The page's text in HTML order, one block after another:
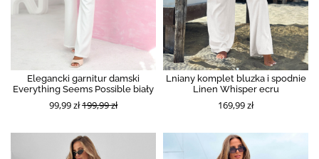
Elegancki garnitur damski
Everything Seems Possible biały
99,99 zł199,99 zł
Lniany komplet bluzka i spodnie
Linen Whisper ecru
169,99 zł